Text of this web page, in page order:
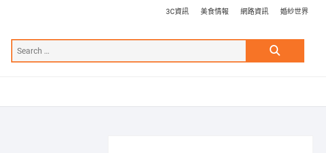
3C資訊 美食情報 網路資訊 婚紗世界
Search